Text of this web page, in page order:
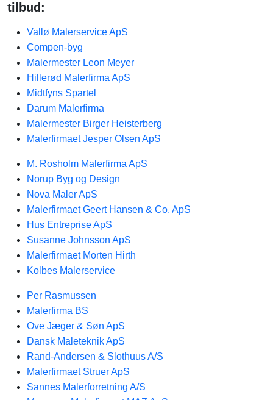
tilbud:
Vallø Malerservice ApS
Compen-byg
Malermester Leon Meyer
Hillerød Malerfirma ApS
Midtfyns Spartel
Darum Malerfirma
Malermester Birger Heisterberg
Malerfirmaet Jesper Olsen ApS
M. Rosholm Malerfirma ApS
Norup Byg og Design
Nova Maler ApS
Malerfirmaet Geert Hansen & Co. ApS
Hus Entreprise ApS
Susanne Johnsson ApS
Malerfirmaet Morten Hirth
Kolbes Malerservice
Per Rasmussen
Malerfirma BS
Ove Jæger & Søn ApS
Dansk Maleteknik ApS
Rand-Andersen & Slothuus A/S
Malerfirmaet Struer ApS
Sannes Malerforretning A/S